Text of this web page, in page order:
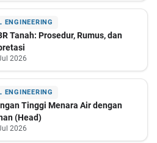
ENGINEERING
Tanah: Prosedur, Rumus, dan
2026
ENGINEERING
Tinggi Menara Air dengan
(Head)
2026